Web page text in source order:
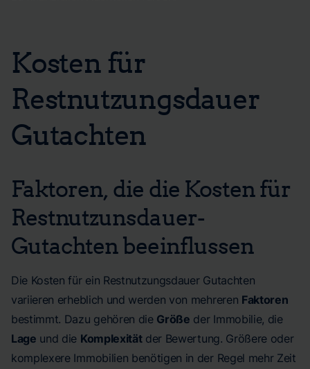
Kosten für
Restnutzungsdauer
Gutachten
Faktoren, die die Kosten für
Restnutzunsdauer-
Gutachten beeinflussen
Die Kosten für ein Restnutzungsdauer Gutachten
variieren erheblich und werden von mehreren Faktoren
bestimmt. Dazu gehören die Größe der Immobilie, die
Lage und die Komplexitätder Bewertung. Größere oder
komplexere Immobilien benötigen in der Regel mehr Zeit